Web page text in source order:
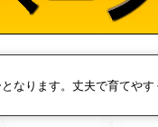
なります。丈夫で育てや